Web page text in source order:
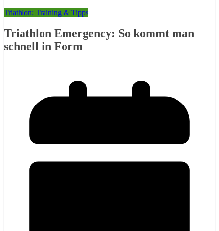
Triathlon: Training & Tipps
Triathlon Emergency: So kommt man
schnell in Form